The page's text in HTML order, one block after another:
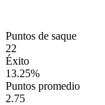
Puntos de saque
22
Éxito
13.25%
Puntos promedio
2.75